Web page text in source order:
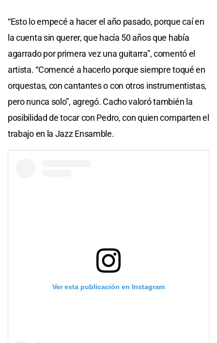
“Esto lo empecé a hacer el año pasado, porque caí en
la cuenta sin querer, que hacía 50 años que había
agarrado por primera vez una guitarra”, comentó el
artista. “Comencé a hacerlo porque siempre toqué en
orquestas, con cantantes o con otros instrumentistas,
pero nunca solo”, agregó. Cacho valoró también la
posibilidad de tocar con Pedro, con quien comparten el
trabajo en la Jazz Ensamble.
Ver esta publicación en Instagram